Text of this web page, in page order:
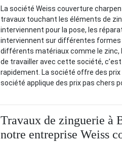
La société Weiss couverture
travaux touchant les éléments de
interviennent pour la pose, les
interviennent sur différentes
différents matériaux comme le zinc,
de travailler avec cette société,
rapidement. La société offre des
société applique des prix pas chers
Travaux de zinguerie à
notre entreprise Weiss